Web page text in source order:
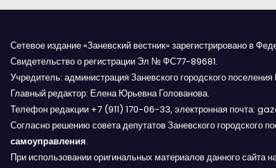
в
и
г
а
ц
Сетевое издание «Заневский вестник» зарегистрировано в
Свидетельство о регистрации Эл № ФС77-89681.
Учредитель: администрация Заневского городского
Главный редактор: Елена Юрьевна Голованова.
Телефон редакции +7 (911) 170-06-33, электронная почта:
Согласно решению совета депутатов Заневского городского
самоуправления.
При использовании оригинальных материалов данного